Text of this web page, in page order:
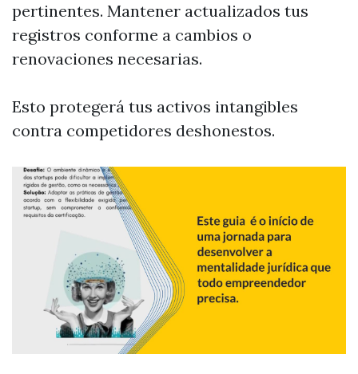
pertinentes. Mantener actualizados tus
registros conforme a cambios o
renovaciones necesarias.
Esto protegerá tus activos intangibles
contra competidores deshonestos.